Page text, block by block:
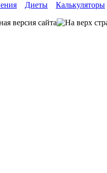
Диеты Калькуляторы